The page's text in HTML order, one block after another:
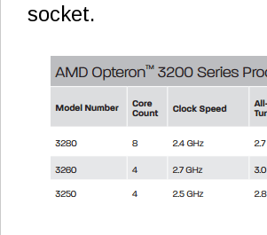
socket.